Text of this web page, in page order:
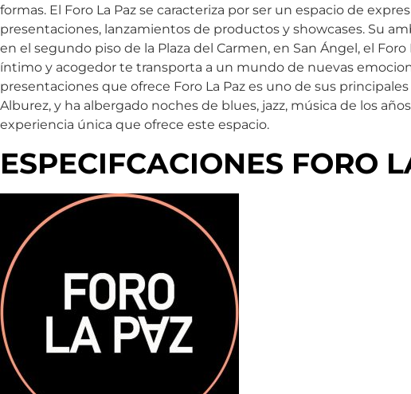
formas. El Foro La Paz se caracteriza por ser un espacio de
presentaciones, lanzamientos de productos y showcases. Su
en el segundo piso de la Plaza del Carmen, en San Ángel, el
íntimo y acogedor te transporta a un mundo de nuevas
presentaciones que ofrece Foro La Paz es uno de sus
Alburez, y ha albergado noches de blues, jazz, música de los
experiencia única que ofrece este espacio.
ESPECIFCACIONES FORO